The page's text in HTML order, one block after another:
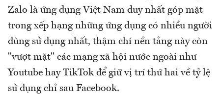
Zalo là ứng dụng Việt Nam duy nhất góp mặt
trong xếp hạng những ứng dụng có nhiều người
dùng sử dụng nhất, thậm chí nền tảng này còn
"vượt mặt" các mạng xã hội nước ngoài như
Youtube hay TikTok để giữ vị trí thứ hai về tỷ lệ
sử dụng chỉ sau Facebook.